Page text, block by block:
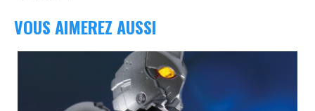
VOUS AIMEREZ AUSSI